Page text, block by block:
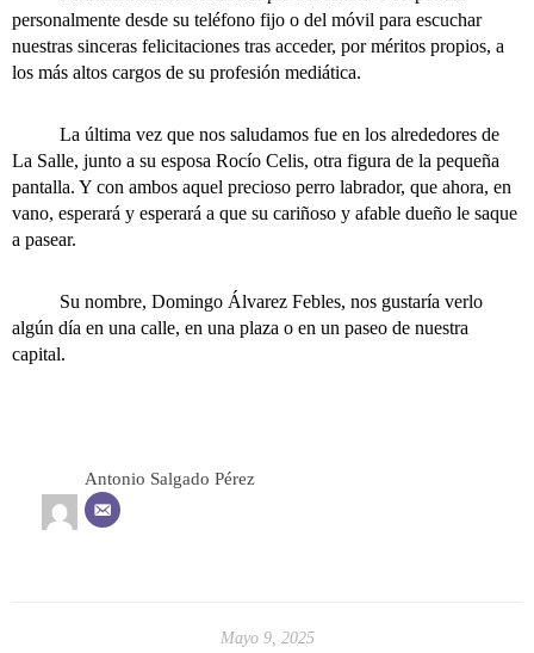
personalmente desde su teléfono fijo o del móvil para escuchar
nuestras sinceras felicitaciones tras acceder, por méritos propios, a
los más altos cargos de su profesión mediática.
La última vez que nos saludamos fue en los alrededores de
La Salle, junto a su esposa Rocío Celis, otra figura de la pequeña
pantalla. Y con ambos aquel precioso perro labrador, que ahora, en
vano, esperará y esperará a que su cariñoso y afable dueño le saque
a pasear.
Su nombre, Domingo Álvarez Febles, nos gustaría verlo
algún día en una calle, en una plaza o en un paseo de nuestra
capital.
Antonio Salgado Pérez
Mayo 9, 2025